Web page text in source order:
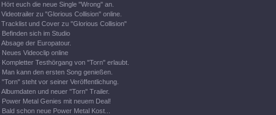
Hört euch die neue Single "Wrong" an.
Videotrailer zu "Glorious Collision" online.
Tracklist und Cover zu "Glorious Collision"
Befinden sich im Studio
Absage der Europatour.
Neues Videoclip online
Kompletter Testhörgang von "Torn" erlaubt.
Man kann den ersten Song genießen.
"Torn" steht vor seiner Veröffentlichung.
Albumdaten und neuer "Torn" Trailer.
Power Metal Genies mit neuem Deal!
Bald schon neue Power Metal Kost...